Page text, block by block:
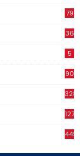
79
36
5
90
328
1270
449